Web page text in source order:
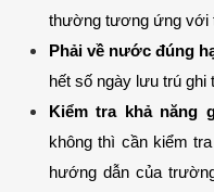
thường tương ứng với
Phải về nước đúng
hết số ngày lưu trú ghi
Kiểm tra khả năng
không thì cần kiểm
hướng dẫn của